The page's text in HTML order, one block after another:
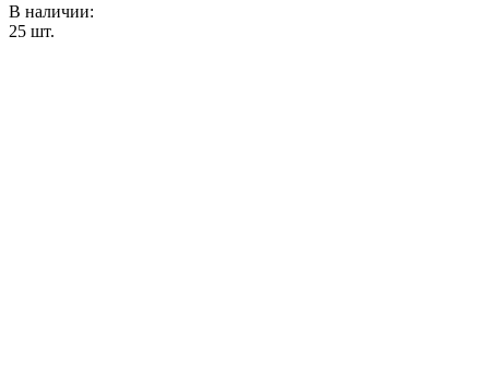
В наличии:
25 шт.